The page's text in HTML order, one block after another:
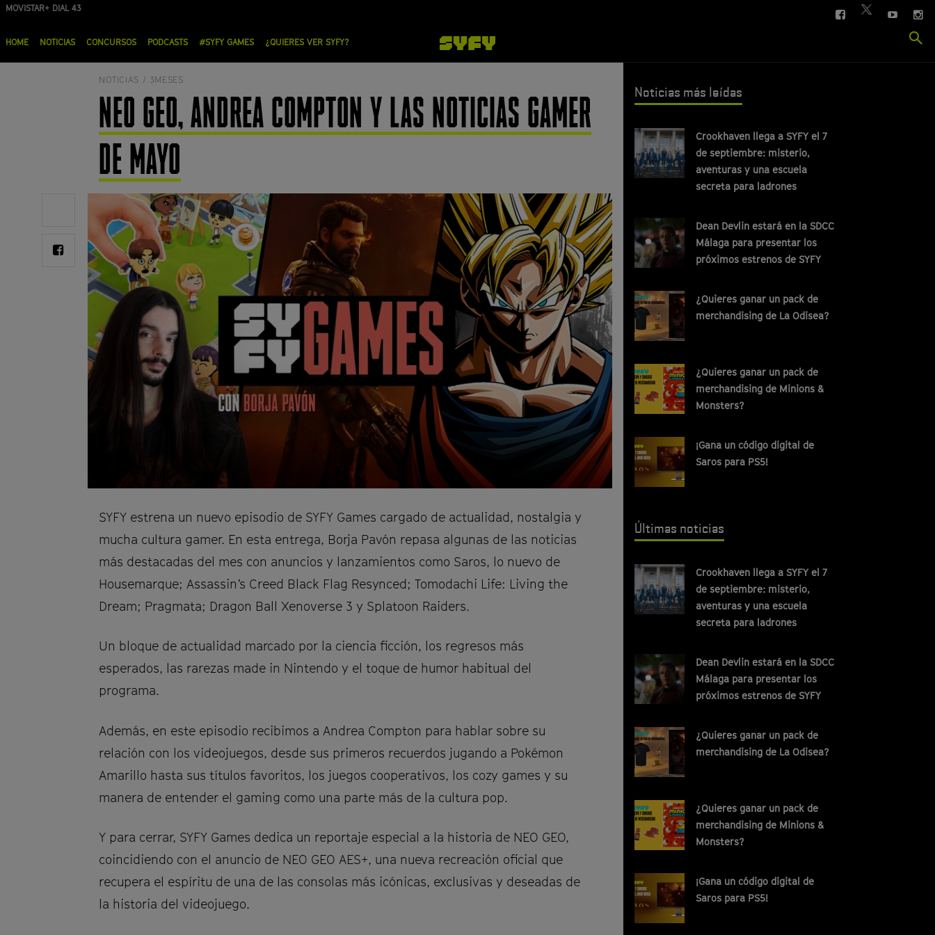
Pasar
contenido
MOVISTAR+ DIAL 43
ORANGE DIAL 19
FACEBOOK
TWITTER
YOUTUBE
principal
HOME NOTICIAS CONCURSOS PODCASTS #SYFY GAMES ¿QUIERES VER SYFY?
NOTICIAS / 3MESES
NEO GEO, ANDREA COMPTON Y LAS NOTICIAS GAMER
DE MAYO
Twitter
Share
Facebook
SYFY estrena un nuevo episodio de SYFY Games cargado de actualidad, nostalgia y
mucha cultura gamer. En esta entrega, Borja Pavón repasa algunas de las noticias
más destacadas del mes con anuncios y lanzamientos como Saros, lo nuevo de
Housemarque; Assassin’s Creed Black Flag Resynced; Tomodachi Life: Living the
Dream; Pragmata; Dragon Ball Xenoverse 3 y Splatoon Raiders.
Un bloque de actualidad marcado por la ciencia ficción, los regresos más
esperados, las rarezas made in Nintendo y el toque de humor habitual del
programa.
Además, en este episodio recibimos a Andrea Compton para hablar sobre su
relación con los videojuegos, desde sus primeros recuerdos jugando a Pokémon
Amarillo hasta sus títulos favoritos, los juegos cooperativos, los cozy games y su
manera de entender el gaming como una parte más de la cultura pop.
Y para cerrar, SYFY Games dedica un reportaje especial a la historia de NEO GEO,
coincidiendo con el anuncio de NEO GEO AES+, una nueva recreación oficial que
recupera el espíritu de una de las consolas más icónicas, exclusivas y deseadas de
la historia del videojuego.
Noticias más leídas
Crookhaven llega a SYFY el 7
de septiembre: misterio,
aventuras y una escuela
secreta para ladrones
Dean Devlin estará en la SDCC
Málaga para presentar los
próximos estrenos de SYFY
¿Quieres ganar un pack de
merchandising de La Odisea?
¿Quieres ganar un pack de
merchandising de Minions &
Monsters?
¡Gana un código digital de
Saros para PS5!
Últimas noticias
Crookhaven llega a SYFY el 7
de septiembre: misterio,
aventuras y una escuela
secreta para ladrones
Dean Devlin estará en la SDCC
Málaga para presentar los
próximos estrenos de SYFY
¿Quieres ganar un pack de
merchandising de La Odisea?
¿Quieres ganar un pack de
merchandising de Minions &
Monsters?
¡Gana un código digital de
Saros para PS5!